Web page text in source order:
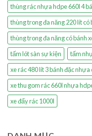
thùng rác nhựa hdpe 660l 4
thùng trong đa năng 220 lít có
thùng trong đa năng có bánh
tấm lót sàn sự kiện
tấm
xe rác 480 lít 3 bánh đặc
xe thu gom rác 660l nhựa
xe đẩy rác 1000l